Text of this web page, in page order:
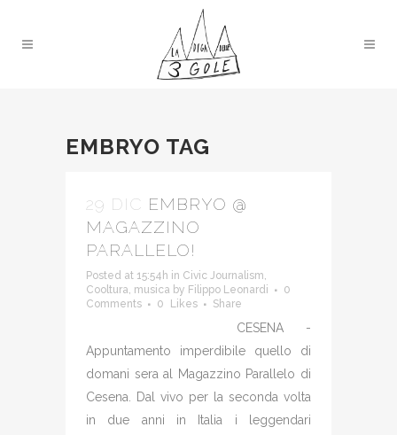
EMBRYO TAG
29 DIC EMBRYO @
MAGAZZINO
PARALLELO!
Posted at 15:54h in Civic Journalism,
Cooltura, musica by Filippo Leonardi
0
Comments
0 Likes Share
CESENA -
Appuntamento imperdibile quello di
domani sera al Magazzino Parallelo di
Cesena. Dal vivo per la seconda volta
in due anni in Italia i leggendari